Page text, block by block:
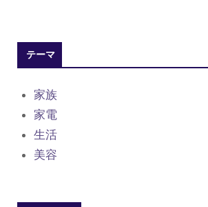
テーマ
家族
家電
生活
美容